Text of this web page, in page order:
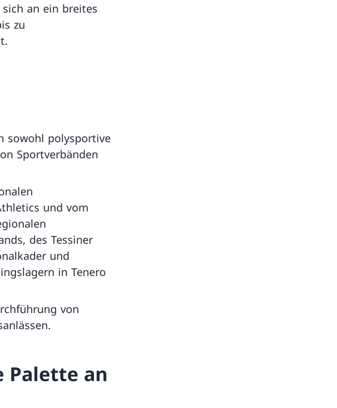
an ein breites
zu
sowohl polysportive
Sportverbänden
und vom
des Tessiner
und
in Tenero
von
Palette an